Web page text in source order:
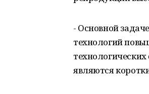
- Основной
технологий
являются